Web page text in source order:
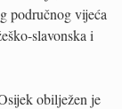
područnog vijeća
slavonska i
obilježen je